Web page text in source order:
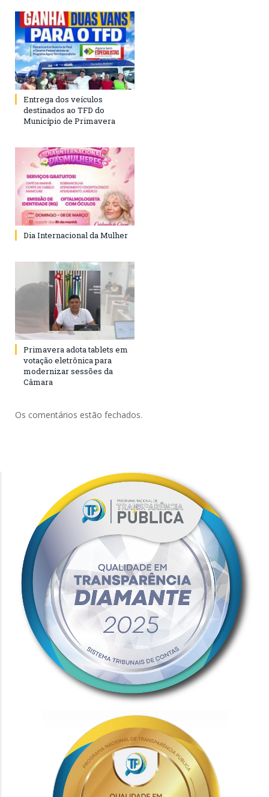
Entrega dos veículos
destinados ao TFD do
Município de Primavera
Dia Internacional da Mulher
Primavera adota tablets em
votação eletrônica para
modernizar sessões da
Câmara
Os comentários estão fechados.